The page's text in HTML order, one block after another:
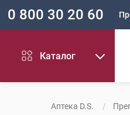
0 800 30 20 60
Каталог
Аптека D.S.